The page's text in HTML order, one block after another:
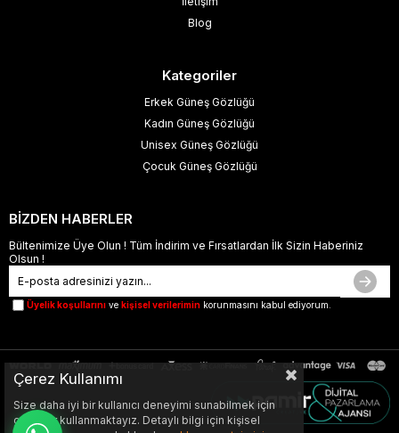
Blog
Kategoriler
Erkek Güneş Gözlüğü
Kadın Güneş Gözlüğü
Unisex Güneş Gözlüğü
Çocuk Güneş Gözlüğü
BİZDEN HABERLER
Bültenimize Üye Olun ! Tüm İndirim ve Fırsatlardan İlk Sizin Haberiniz
Olsun !
Üyelik koşullarını ve kişisel verilerimin korunmasını kabul ediyorum.
Çerez Kullanımı
Size daha iyi bir kullanıcı deneyimi sunabilmek için
çerezler kullanmaktayız. Detaylı bilgi için kişisel